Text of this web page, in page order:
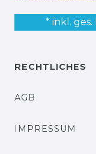
* inkl. ges.
RECHTLICHES
AGB
IMPRESSUM